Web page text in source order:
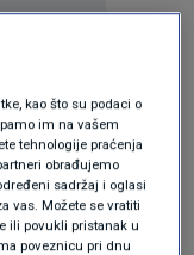
kao što su podaci o
im na vašem
tehnologije praćenja
obrađujemo
sadržaj i oglasi
vas. Možete se vratiti
ili povukli pristanak u
poveznicu pri dnu